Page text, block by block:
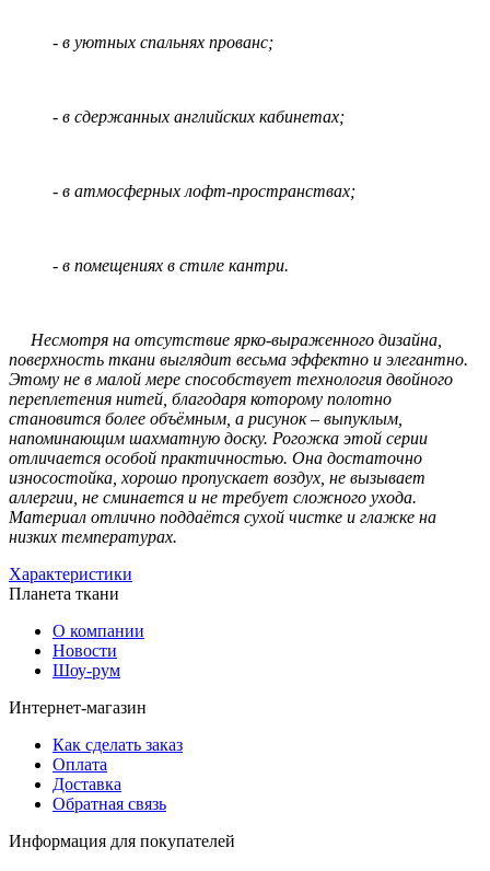
- в уютных спальнях прованс;
- в сдержанных английских кабинетах;
- в атмосферных лофт-пространствах;
- в помещениях в стиле кантри.
Несмотря на отсутствие ярко-выраженного дизайна,
поверхность ткани выглядит весьма эффектно и элегантно.
Этому не в малой мере способствует технология двойного
переплетения нитей, благодаря которому полотно
становится более объёмным, а рисунок – выпуклым,
напоминающим шахматную доску. Рогожка этой серии
отличается особой практичностью. Она достаточно
износостойка, хорошо пропускает воздух, не вызывает
аллергии, не сминается и не требует сложного ухода.
Материал отлично поддаётся сухой чистке и глажке на
низких температурах.
Характеристики
Планета ткани
О компании
Новости
Шоу-рум
Интернет-магазин
Как сделать заказ
Оплата
Доставка
Обратная связь
Информация для покупателей